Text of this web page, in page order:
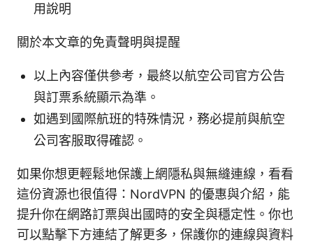
用說明
關於本文章的免責聲明與提醒
以上內容僅供參考，最終以航空公司官方公告
與訂票系統顯示為準。
如遇到國際航班的特殊情況，務必提前與航空
公司客服取得確認。
如果你想更輕鬆地保護上網隱私與無縫連線，看看
這份資源也很值得：NordVPN 的優惠與介紹，能
提升你在網路訂票與出國時的安全與穩定性。你也
可以點擊下方連結了解更多，保護你的連線與資料